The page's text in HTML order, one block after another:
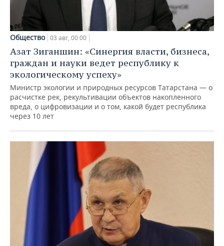
Общество 03 авг, 00:00
Азат Зиганшин: «Синергия власти, бизнеса,
граждан и науки ведет республику к
экологическому успеху»
Министр экологии и природных ресурсов Татарстана — о
расчистке рек, рекультивации объектов накопленного
вреда, о цифровизации и о том, какой будет республика
через 10 лет